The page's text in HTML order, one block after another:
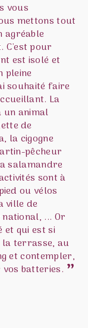
vous
mettons tout
agréable
C'est pour
est isolé et
pleine
souhaité faire
La
un animal
de
la cigogne
pêcheur
salamandre
sont à
ou vélos
ville de
... Or
et qui est si
terrasse, au
et contempler,
batteries.